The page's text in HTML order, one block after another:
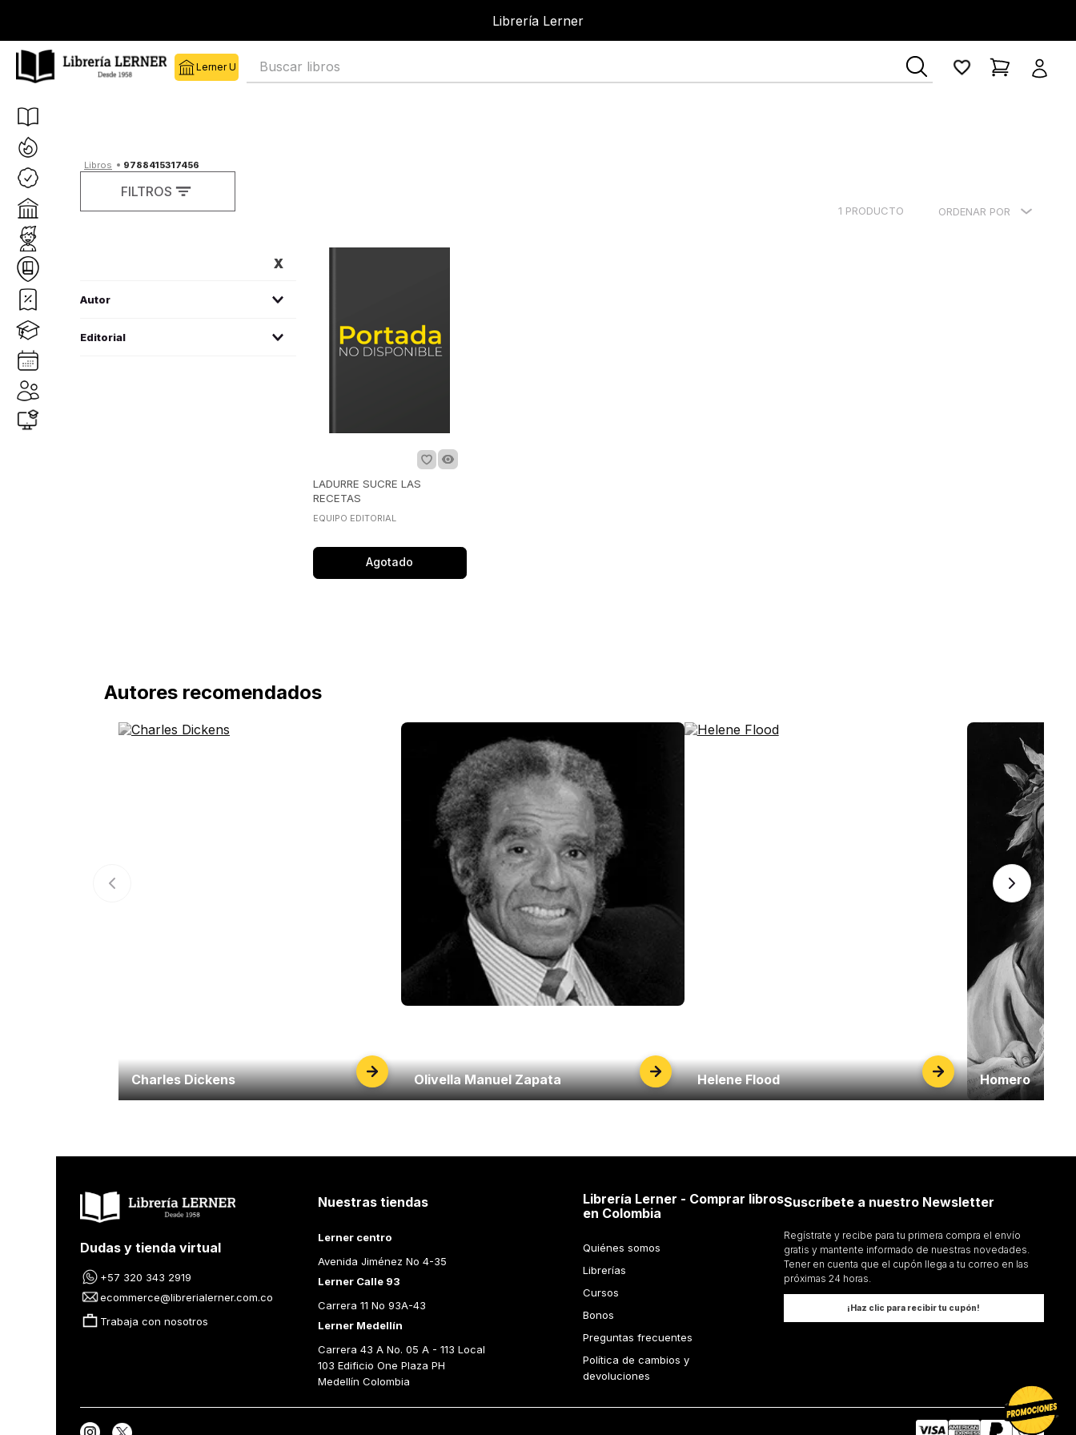
Librería Lerner
Buscar libros
9788415317456
1 PRODUCTO ORDENAR POR
FILTROS
Autor
Equipo Editorial
Editorial
LADURRE SUCRE LAS
RECETAS
EQUIPO EDITORIAL
Agotado
Autores recomendados
Charles Dickens Olivella Manuel Zapata Helene Flood Homero
Dudas y tienda virtual
+57 320 343 2919
ecommerce@librerialerner.com.co
Trabaja con nosotros
Nuestras tiendas
Lerner centro
Avenida Jiménez No 4-35
Lerner Calle 93
Carrera 11 No 93A-43
Lerner Medellín
Carrera 43 A No. 05 A - 113 Local
103 Edificio One Plaza PH
Medellín Colombia
Librería Lerner - Comprar libros
en Colombia
Quiénes somos
Librerías
Cursos
Bonos
Preguntas frecuentes
Política de cambios y
devoluciones
Suscríbete a nuestro Newsletter
Regístrate y recibe para tu primera compra el envío
gratis y mantente informado de nuestras novedades.
Tener en cuenta que el cupón llega a tu correo en las
próximas 24 horas.
¡Haz clic para recibir tu cupón!